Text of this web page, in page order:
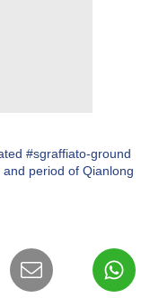
#sgraffiato-ground
period of Qianlong